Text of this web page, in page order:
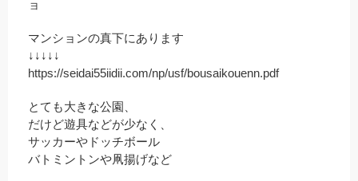
ョ
マンションの真下にあります
↓↓↓↓↓
https://seidai55iidii.com/np/usf/bousaikouenn.pdf
とても大きな公園、
だけど遊具などが少なく、
サッカーやドッチボール
バトミントンや凧揚げなど